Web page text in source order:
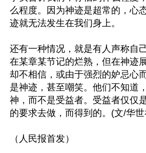
么程度。因为神迹是超常的，心
迹就无法发生在我们身上。
还有一种情况，就是有人声称自
在某章某节记的烂熟，但在神迹
却不相信，或由于强烈的妒忌心
是神迹，甚至嘲笑。他们不知道
神，而不是受益者。受益者仅仅
的要求去做，而得到的。(文/华